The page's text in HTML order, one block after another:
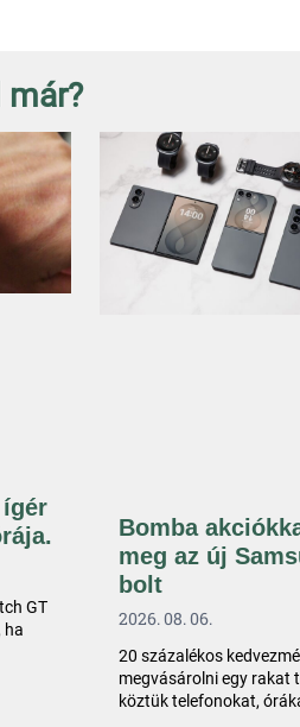
már?
GT
ha
Bomba
meg az új
bolt
2026. 08. 06.
20 százalékos
megvásárolni egy rakat
köztük telefonokat,